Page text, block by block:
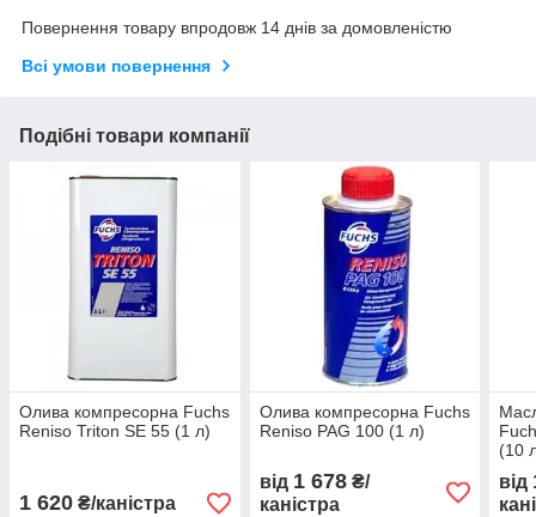
Повернення товару впродовж 14 днів за домовленістю
Всі умови повернення
Подібні товари компанії
Олива компресорна Fuchs
Reniso Triton SE 55 (1 л)
1 620 ₴/каністра
Олива компресорна Fuchs
Reniso PAG 100 (1 л)
від 1 678₴/
каністра
(10
від